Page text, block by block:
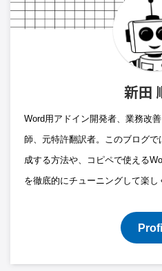
新田
Word用アドイン開発者、業務改
師、元特許翻訳者。このブログ
成する方法や、コピペで使える
を徹底的にチューニングして楽し